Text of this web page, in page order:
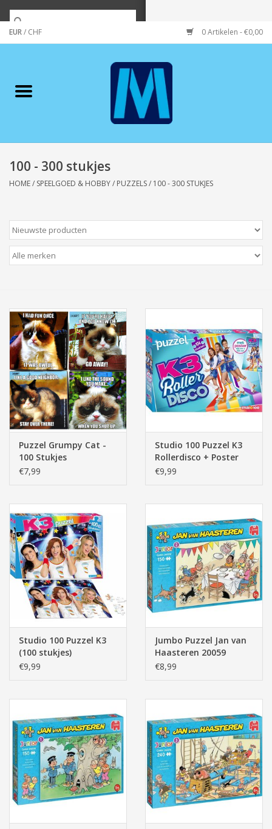
EUR/ CHF 0 Artikelen - €0,00
Merken
Wonen/koken/huishouden
Wenskaarten
Zeeuws/Streek
Boeken
Elektra
Baby & Peuter
Speelgoed & hobby
Cadeau & feest
Contact/Locatie
Veiligheid
Pasen
100 - 300 stukjes
HOME/ SPEELGOED & HOBBY/ PUZZELS/ 100 - 300 STUKJES
Puzzel Grumpy Cat -
100 Stukjes
€7,99
Studio 100 Puzzel K3
Rollerdisco + Poster
(104 stukjes)
€9,99
Studio 100 Puzzel K3
(100 stukjes)
€9,99
Jumbo Puzzel Jan van
Haasteren 20059
Junior
€8,99